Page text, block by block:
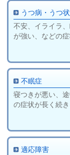
うつ病・うつ
不安、イライラ
が強い、などの
不眠症
寝つきが悪い、
の症状が長く続
適応障害